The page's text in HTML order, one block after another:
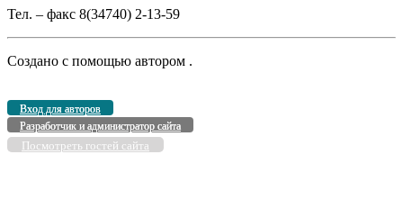
Тел. – факс 8(34740) 2-13-59
Создано с помощью автором .
Вход для авторов
Разработчик и администратор сайта
Посмотреть гостей сайта